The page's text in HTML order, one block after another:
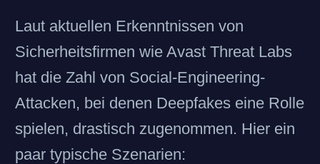
Laut aktuellen Erkenntnissen von
Sicherheitsfirmen wie Avast Threat Labs
hat die Zahl von Social-Engineering-
Attacken, bei denen Deepfakes eine Rolle
spielen, drastisch zugenommen. Hier ein
paar typische Szenarien: